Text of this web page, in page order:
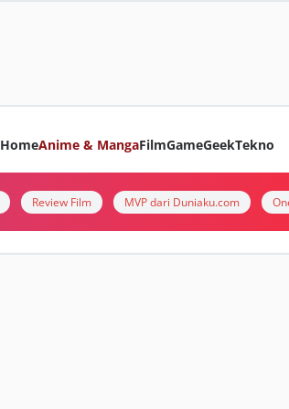
HomeAnime & MangaFilmGameGeekTekno
Review Film MVP dari Duniaku.com